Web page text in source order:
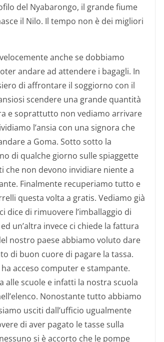
del Nyabarongo, il grande fiume
il Nilo. Il tempo non è dei migliori
anche se dobbiamo
andare ad attendere i bagagli. In
di affrontare il soggiorno con il
scendere una grande quantità
e soprattutto non vediamo arrivare
l’ansia con una signora che
a Goma. Sotto sotto la
di qualche giorno sulle spiaggette
che non devono invidiare niente a
Finalmente recuperiamo tutto e
questa volta a gratis. Vediamo già
dice di rimuovere l’imballaggio di
un’altra invece ci chiede la fattura
nostro paese abbiamo voluto dare
di buon cuore di pagare la tassa.
acceso computer e stampante.
alle scuole e infatti la nostra scuola
Nonostante tutto abbiamo
usciti dall’ufficio ugualmente
di aver pagato le tasse sulla
si è accorto che le pompe